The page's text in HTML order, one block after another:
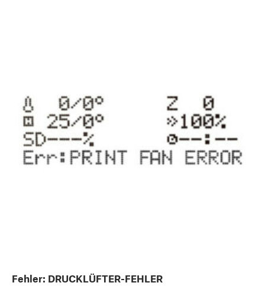
Fehler: DRUCKLÜFTER-FEHLER